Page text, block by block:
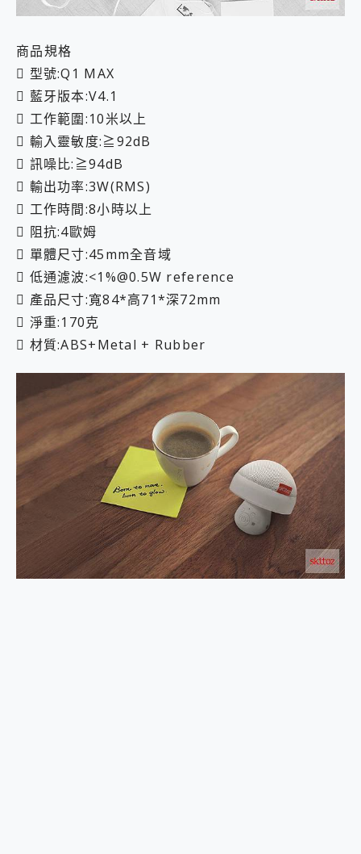
商品規格
 型號:Q1 MAX
 藍牙版本:V4.1
 工作範圍:10米以上
 輸入靈敏度:≧92dB
 訊噪比:≧94dB
 輸出功率:3W(RMS)
 工作時間:8小時以上
 阻抗:4歐姆
 單體尺寸:45mm全音域
 低通濾波:<1%@0.5W reference
 產品尺寸:寬84*高71*深72mm
 淨重:170克
 材質:ABS+Metal + Rubber